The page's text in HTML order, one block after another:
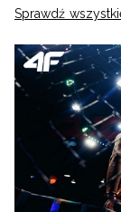
Sprawdź